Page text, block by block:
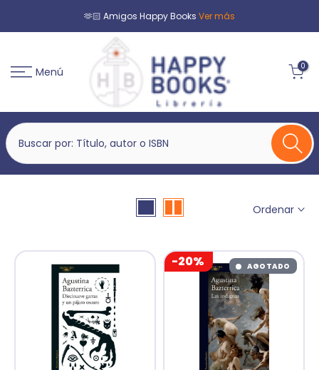
🫶🏻 Amigos Happy Books Ver más
Menú 0
Ordenar
-20% AGOTADO